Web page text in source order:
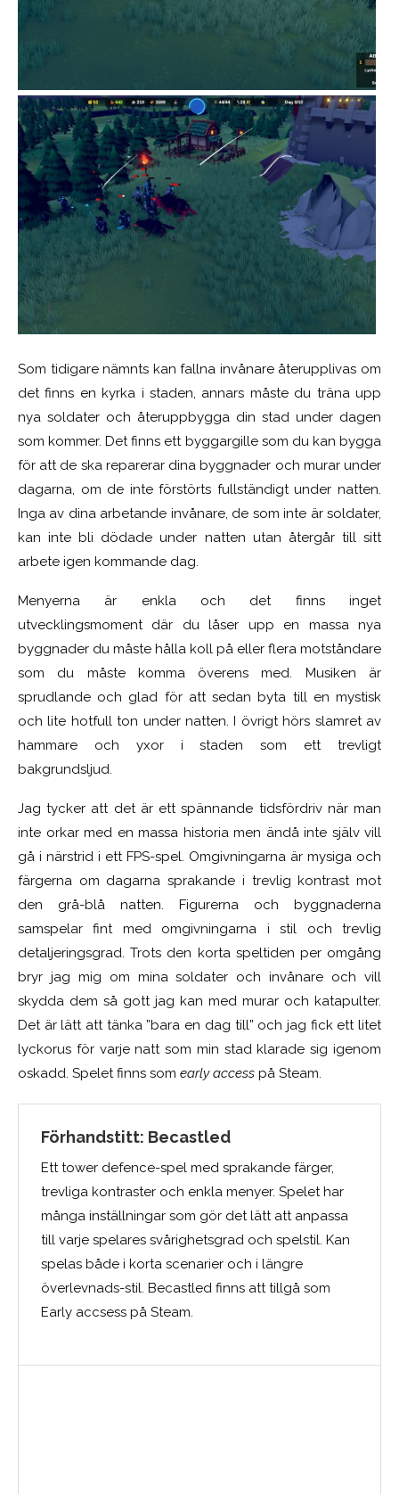
Som tidigare nämnts kan fallna invånare återupplivas om
det finns en kyrka i staden, annars måste du träna upp
nya soldater och återuppbygga din stad under dagen
som kommer. Det finns ett byggargille som du kan bygga
för att de ska reparerar dina byggnader och murar under
dagarna, om de inte förstörts fullständigt under natten.
Inga av dina arbetande invånare, de som inte är soldater,
kan inte bli dödade under natten utan återgår till sitt
arbete igen kommande dag.
Menyerna är enkla och det finns inget
utvecklingsmoment där du låser upp en massa nya
byggnader du måste hålla koll på eller flera motståndare
som du måste komma överens med. Musiken är
sprudlande och glad för att sedan byta till en mystisk
och lite hotfull ton under natten. I övrigt hörs slamret av
hammare och yxor i staden som ett trevligt
bakgrundsljud.
Jag tycker att det är ett spännande tidsfördriv när man
inte orkar med en massa historia men ändå inte själv vill
gå i närstrid i ett FPS-spel. Omgivningarna är mysiga och
färgerna om dagarna sprakande i trevlig kontrast mot
den grå-blå natten. Figurerna och byggnaderna
samspelar fint med omgivningarna i stil och trevlig
detaljeringsgrad. Trots den korta speltiden per omgång
bryr jag mig om mina soldater och invånare och vill
skydda dem så gott jag kan med murar och katapulter.
Det är lätt att tänka ”bara en dag till” och jag fick ett litet
lyckorus för varje natt som min stad klarade sig igenom
oskadd. Spelet finns som early access på Steam.
Förhandstitt: Becastled
Ett tower defence-spel med sprakande färger,
trevliga kontraster och enkla menyer. Spelet har
många inställningar som gör det lätt att anpassa
till varje spelares svårighetsgrad och spelstil. Kan
spelas både i korta scenarier och i längre
överlevnads-stil. Becastled finns att tillgå som
Early accsess på Steam.